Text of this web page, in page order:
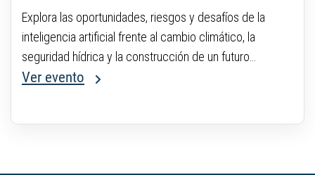
Explora las oportunidades, riesgos y desafíos de la
inteligencia artificial frente al cambio climático, la
seguridad hídrica y la construcción de un futuro
sostenible.
Ver evento